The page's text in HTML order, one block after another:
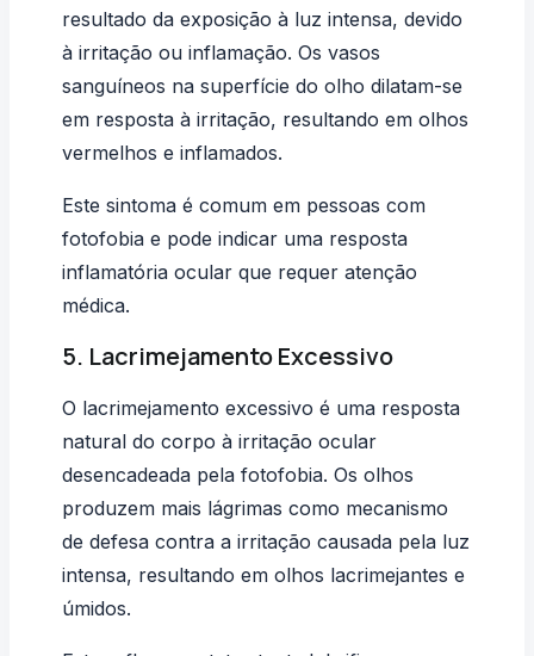
resultado da exposição à luz intensa, devido
à irritação ou inflamação. Os vasos
sanguíneos na superfície do olho dilatam-se
em resposta à irritação, resultando em olhos
vermelhos e inflamados.
Este sintoma é comum em pessoas com
fotofobia e pode indicar uma resposta
inflamatória ocular que requer atenção
médica.
5. Lacrimejamento Excessivo
O lacrimejamento excessivo é uma resposta
natural do corpo à irritação ocular
desencadeada pela fotofobia. Os olhos
produzem mais lágrimas como mecanismo
de defesa contra a irritação causada pela luz
intensa, resultando em olhos lacrimejantes e
úmidos.